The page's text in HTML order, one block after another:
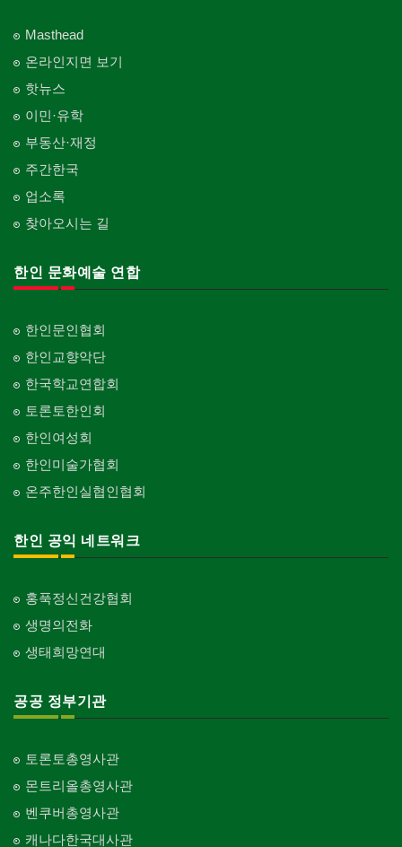
Masthead
온라인지면 보기
핫뉴스
이민·유학
부동산·재정
주간한국
업소록
찾아오시는 길
한인 문화예술 연합
한인문인협회
한인교향악단
한국학교연합회
토론토한인회
한인여성회
한인미술가협회
온주한인실협인협회
한인 공익 네트워크
홍푹정신건강협회
생명의전화
생태희망연대
공공 정부기관
토론토총영사관
몬트리올총영사관
벤쿠버총영사관
캐나다한국대사관